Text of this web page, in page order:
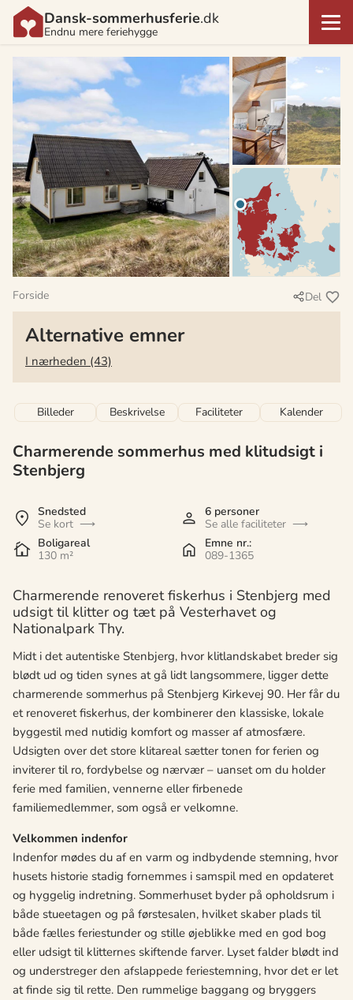
Dansk-sommerhusferie.dk
Endnu mere feriehygge
Forside Del
Alternative emner
I nærheden (43)
Billeder Beskrivelse Faciliteter Kalender
Charmerende sommerhus med klitudsigt i
Stenbjerg
Snedsted
Se kort
6 personer
Se alle faciliteter
Boligareal
130 m²
Emne nr.:
089-1365
Charmerende renoveret fiskerhus i Stenbjerg med
udsigt til klitter og tæt på Vesterhavet og
Nationalpark Thy.
Midt i det autentiske Stenbjerg, hvor klitlandskabet breder sig
blødt ud og tiden synes at gå lidt langsommere, ligger dette
charmerende sommerhus på Stenbjerg Kirkevej 90. Her får du
et renoveret fiskerhus, der kombinerer den klassiske, lokale
byggestil med nutidig komfort og masser af atmosfære.
Udsigten over det store klitareal sætter tonen for ferien og
inviterer til ro, fordybelse og nærvær – uanset om du holder
ferie med familien, vennerne eller firbenede
familiemedlemmer, som også er velkomne.
Velkommen indenfor
Indenfor mødes du af en varm og indbydende stemning, hvor
husets historie stadig fornemmes i samspil med en opdateret
og hyggelig indretning. Sommerhuset byder på opholdsrum i
både stueetagen og på førstesalen, hvilket skaber plads til
både fælles feriestunder og stille øjeblikke med en god bog
eller udsigt til klitternes skiftende farver. Lyset falder blødt ind
og understreger den afslappede feriestemning, hvor det er let
at finde sig til rette. Den rummelige baggang og bryggers